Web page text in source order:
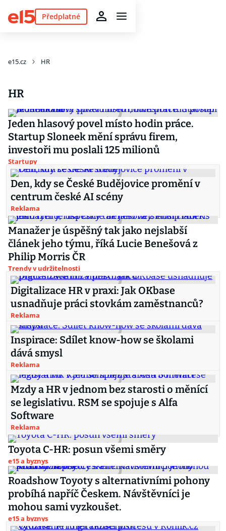
Předplatné
e15.cz HR
HR
Jeden hlasový povel místo hodin práce.
Startup Sloneek mění správu firem,
investoři mu poslali 125 milionů
Startupy
Den, kdy se České Budějovice promění v
centrum české AI scény
Reklama
Manažer je úspěšný tak jako nejslabší
článek jeho týmu, říká Lucie Benešová z
Philip Morris ČR
Trendy v udržitelnosti
Digitalizace HR v praxi: Jak OKbase
usnadňuje práci stovkám zaměstnanců?
Reklama
Inspirace: Sdílet know-how se školami
dává smysl
Reklama
Mzdy a HR v jednom bez starosti o měnící
se legislativu. RSM se spojuje s Alfa
Software
Reklama
Toyota C-HR: posun všemi směry
e15 a byznys
Roadshow Toyoty s alternativními pohony
probíhá napříč Českem. Návštěvníci je
mohou sami vyzkoušet.
e15 a byznys